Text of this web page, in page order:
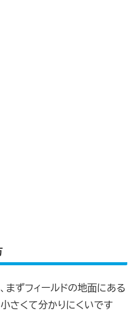
まずフィールドの地面にある
小さくて分かりにくいです